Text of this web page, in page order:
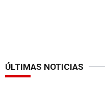
ÚLTIMAS NOTICIAS